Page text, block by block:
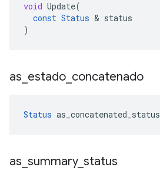
void Update(
const Status & status
)
as estado concatenado
Status as_concatenated_status
as summary_ status